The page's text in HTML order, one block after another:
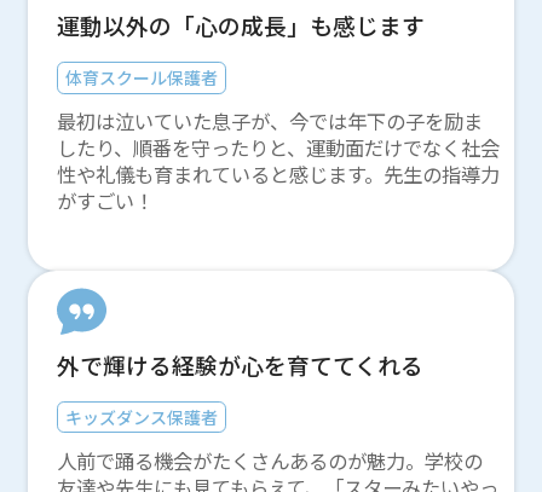
運動以外の「心の成長」も感じます
体育スクール保護者
最初は泣いていた息子が、今では年下の子を励ま
したり、順番を守ったりと、運動面だけでなく社会
性や礼儀も育まれていると感じます。先生の指導力
がすごい！
外で輝ける経験が心を育ててくれる
キッズダンス保護者
人前で踊る機会がたくさんあるのが魅力。学校の